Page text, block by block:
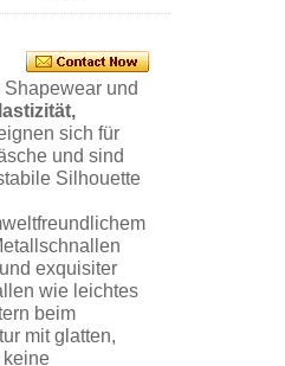
und
sich für
und sind
Silhouette
exquisiter
wie leichtes
beim
mit glatten,
keine